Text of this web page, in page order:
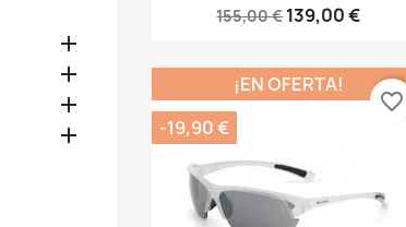




155,00 €139,00 €
¡EN OFERTA!
-19,90 €
favorite_border